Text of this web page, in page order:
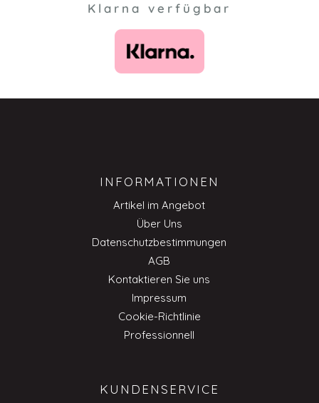
Klarna verfügbar
INFORMATIONEN
Artikel im Angebot
Über Uns
Datenschutzbestimmungen
AGB
Kontaktieren Sie uns
Impressum
Cookie-Richtlinie
Professionnell
KUNDENSERVICE